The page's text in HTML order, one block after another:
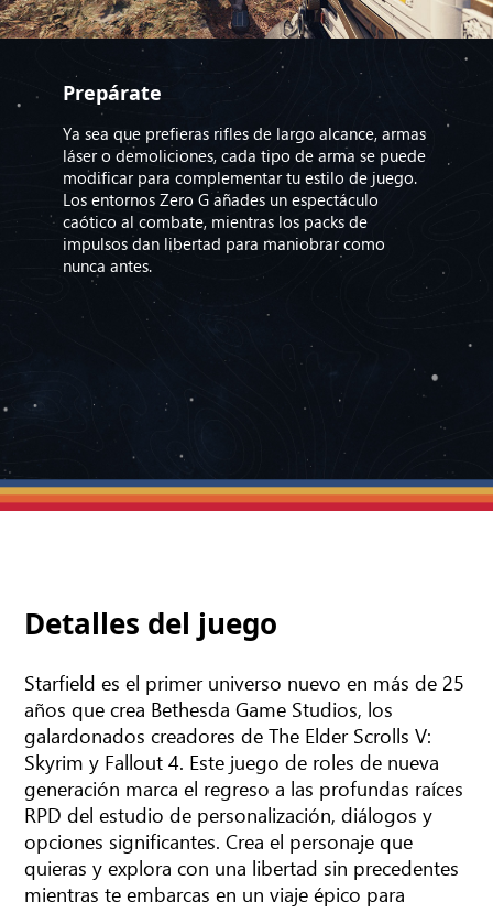
Prepárate
Ya sea que prefieras rifles de largo alcance, armas
láser o demoliciones, cada tipo de arma se puede
modificar para complementar tu estilo de juego.
Los entornos Zero G añades un espectáculo
caótico al combate, mientras los packs de
impulsos dan libertad para maniobrar como
nunca antes.
Detalles del juego
Starfield es el primer universo nuevo en más de 25
años que crea Bethesda Game Studios, los
galardonados creadores de The Elder Scrolls V:
Skyrim y Fallout 4. Este juego de roles de nueva
generación marca el regreso a las profundas raíces
RPD del estudio de personalización, diálogos y
opciones significantes. Crea el personaje que
quieras y explora con una libertad sin precedentes
mientras te embarcas en un viaje épico para